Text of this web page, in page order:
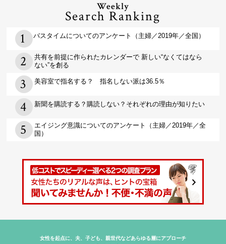
Weekly
Search Ranking
バスタイムについてのアンケート（主婦／2019年／全国）
共有を前提に作られたカレンダーで 新しい“なくてはなら
ない”を創る
美容室で指名する？ 指名しない派は36.5％
新聞を購読する？購読しない？それぞれの理由が知りたい
エイジング意識についてのアンケート（主婦／2019年／全
国）
女性を起点に、夫、子ども、親世代などあらゆる層にアプローチ